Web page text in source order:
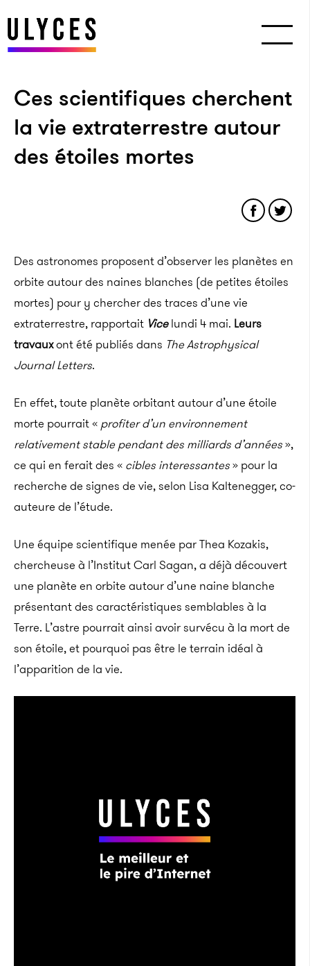
Ces scientifiques cherchent
la vie extraterrestre autour
des étoiles mortes
Des astronomes proposent d’observer les planètes en
orbite autour des naines blanches (de petites étoiles
mortes) pour y chercher des traces d’une vie
extraterrestre, rapportait Vicelundi 4 mai. Leurs
travauxont été publiés dans The Astrophysical
Journal Letters.
En effet, toute planète orbitant autour d’une étoile
morte pourrait « profiter d’un environnement
relativement stable pendant des milliards d’années»,
ce qui en ferait des « cibles interessantes» pour la
recherche de signes de vie, selon Lisa Kaltenegger, co-
auteure de l’étude.
Une équipe scientifique menée par Thea Kozakis,
chercheuse à l’Institut Carl Sagan, a déjà découvert
une planète en orbite autour d’une naine blanche
présentant des caractéristiques semblables à la
Terre. L’astre pourrait ainsi avoir survécu à la mort de
son étoile, et pourquoi pas être le terrain idéal à
l’apparition de la vie.